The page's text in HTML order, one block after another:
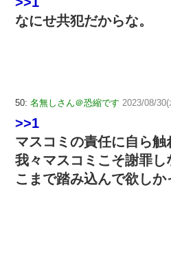
なにせ共犯だからな。
50: 名無しさん＠恐縮です 2023/08/
>>1
マスコミの責任に自ら
我々マスコミこそ謝罪し
こまで踏み込んで欲しか